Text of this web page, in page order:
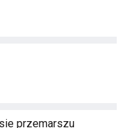
przemarszu